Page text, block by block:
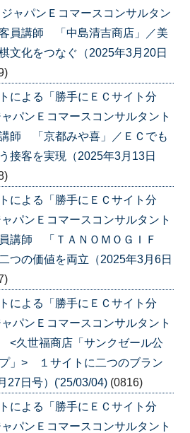
パンＥコマースコンサルタン
員講師 「中島清吉商店」／美
文化をつなぐ（2025年3月20日
による「勝手にＥＣサイト分
パンＥコマースコンサルタント
師 「京都みや喜」／ＥＣでも
接客を実現（2025年3月13日
による「勝手にＥＣサイト分
パンＥコマースコンサルタント
講師 「ＴＡＮＯＭＯＧＩＦ
つの価値を両立（2025年3月6日
による「勝手にＥＣサイト分
パンＥコマースコンサルタント
久世福商店「サンクゼール公
」> １サイトに二つのブラン
27日号）('25/03/04) (0816)
による「勝手にＥＣサイト分
パンＥコマースコンサルタント